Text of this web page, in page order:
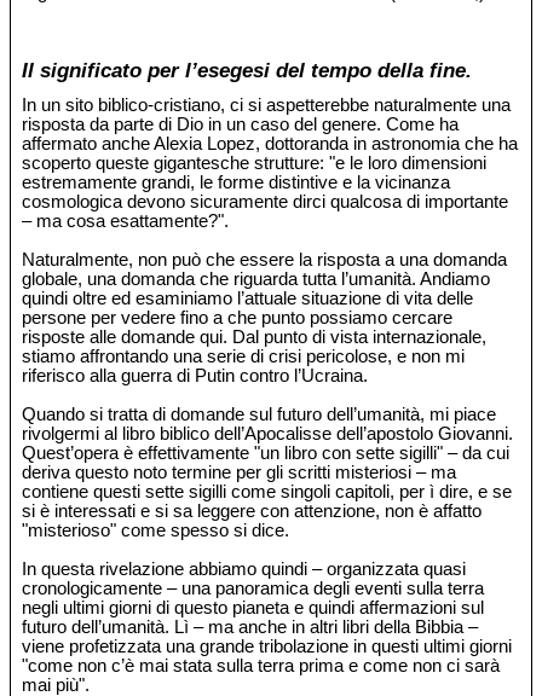
Il significato per l’esegesi del tempo della fine.
In un sito biblico-cristiano, ci si aspetterebbe naturalmente una
risposta da parte di Dio in un caso del genere. Come ha
affermato anche Alexia Lopez, dottoranda in astronomia che ha
scoperto queste gigantesche strutture: "e le loro dimensioni
estremamente grandi, le forme distintive e la vicinanza
cosmologica devono sicuramente dirci qualcosa di importante
– ma cosa esattamente?".
Naturalmente, non può che essere la risposta a una domanda
globale, una domanda che riguarda tutta l’umanità. Andiamo
quindi oltre ed esaminiamo l’attuale situazione di vita delle
persone per vedere fino a che punto possiamo cercare
risposte alle domande qui. Dal punto di vista internazionale,
stiamo affrontando una serie di crisi pericolose, e non mi
riferisco alla guerra di Putin contro l’Ucraina.
Quando si tratta di domande sul futuro dell’umanità, mi piace
rivolgermi al libro biblico dell’Apocalisse dell’apostolo Giovanni.
Quest’opera è effettivamente "un libro con sette sigilli" – da cui
deriva questo noto termine per gli scritti misteriosi – ma
contiene questi sette sigilli come singoli capitoli, per ì dire, e se
si è interessati e si sa leggere con attenzione, non è affatto
"misterioso" come spesso si dice.
In questa rivelazione abbiamo quindi – organizzata quasi
cronologicamente – una panoramica degli eventi sulla terra
negli ultimi giorni di questo pianeta e quindi affermazioni sul
futuro dell’umanità. Lì – ma anche in altri libri della Bibbia –
viene profetizzata una grande tribolazione in questi ultimi giorni
"come non c’è mai stata sulla terra prima e come non ci sarà
mai più".